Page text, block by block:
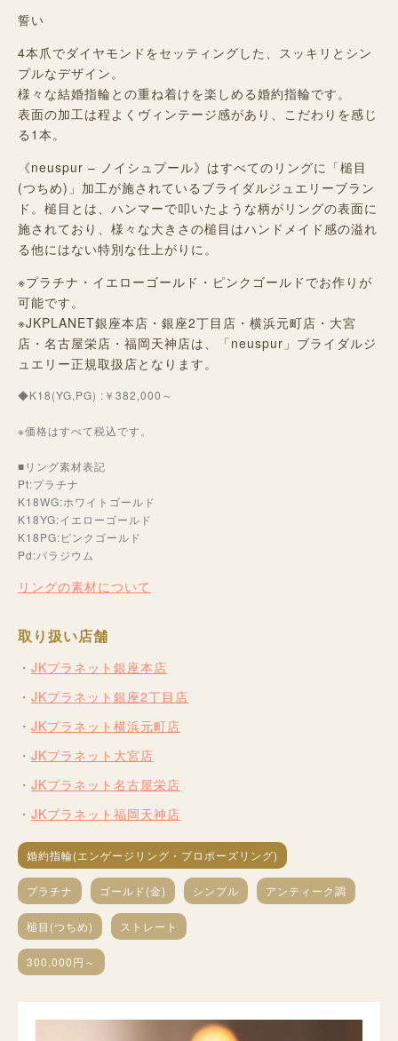
誓い
4本爪でダイヤモンドをセッティングした、スッキリとシン
プルなデザイン。
様々な結婚指輪との重ね着けを楽しめる婚約指輪です。
表面の加工は程よくヴィンテージ感があり、こだわりを感じ
る 1 本。
《neuspur – ノイシュプール》はすべてのリングに「槌目
(つちめ)」加工が施されているブライダルジュエリーブラン
ド。槌目とは、ハンマーで叩いたような柄がリングの表面に
施されており、様々な大きさの槌目はハンドメイド感の溢れ
る他にはない特別な仕上がりに。
※プラチナ・イエローゴールド・ピンクゴールドでお作りが
可能です。
※JKPLANET銀座本店・銀座2丁目店・横浜元町店・大宮
店・名古屋栄店・福岡天神店は、「neuspur」ブライダルジ
ュエリー正規取扱店となります。
◆K18(YG,PG) :￥382,000～
※価格はすべて税込です。
■リング素材表記
Pt:プラチナ
K18WG:ホワイトゴールド
K18YG:イエローゴールド
K18PG:ピンクゴールド
Pd:パラジウム
リングの素材について
取り扱い店舗
JKプラネット銀座本店
JKプラネット銀座2丁目店
JKプラネット横浜元町店
JKプラネット大宮店
JKプラネット名古屋栄店
JKプラネット福岡天神店
婚約指輪(エンゲージリング・プロポーズリング)
プラチナ ゴールド(金) シンプル アンティーク調
槌目(つちめ) ストレート
300,000円～